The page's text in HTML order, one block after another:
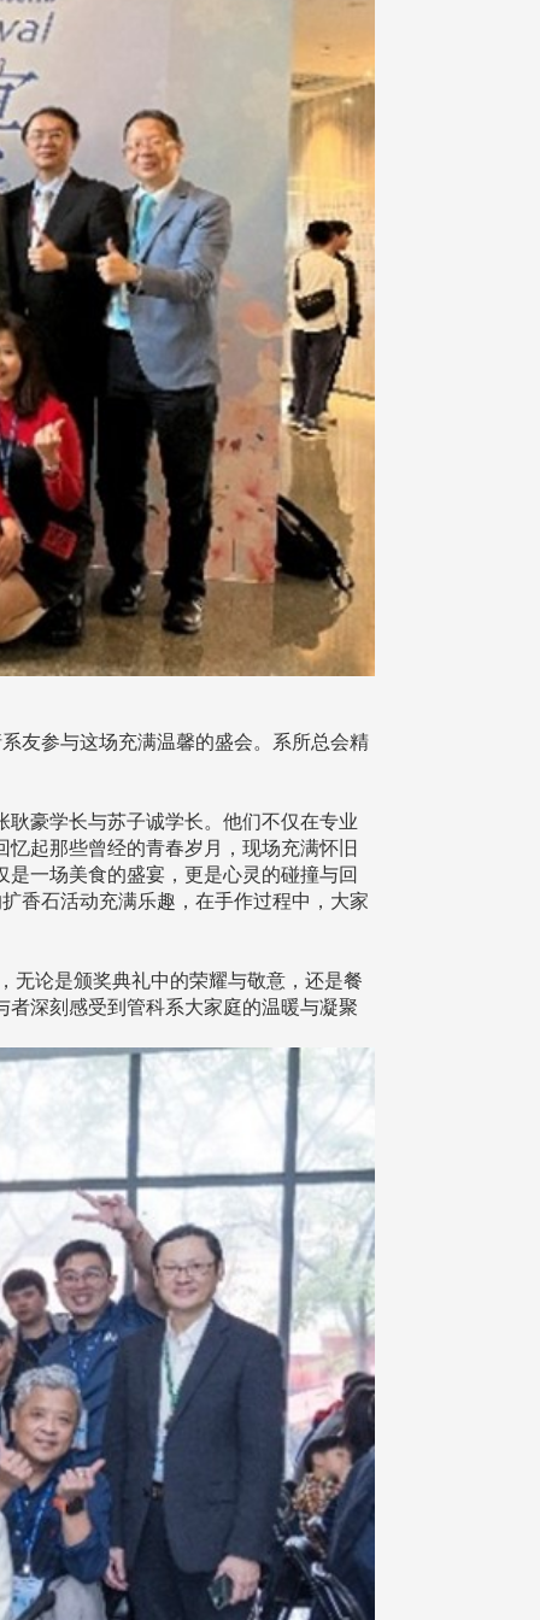
友参与这场充满温馨的盛会。系所总会精
豪学长与苏子诚学长。他们不仅在专业
起那些曾经的青春岁月，现场充满怀旧
一场美食的盛宴，更是心灵的碰撞与回
香石活动充满乐趣，在手作过程中，大家
论是颁奖典礼中的荣耀与敬意，还是餐
深刻感受到管科系大家庭的温暖与凝聚